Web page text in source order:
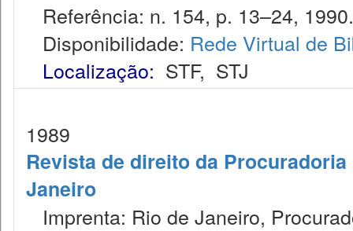
Referência: n. 154, p. 13–24, 1990.
Disponibilidade: Rede Virtual de
Localização: STF, STJ
1989
Revista de direito da
Janeiro
Imprenta: Rio de Janeiro,